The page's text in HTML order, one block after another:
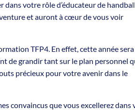
votre rôle d’éducateur de
et auront à cœur de vous voir
TFP4. En effet, cette année sera
de grandir tant sur le plan personnel
précieux pour votre avenir dans le
convaincus que vous excellerez dans